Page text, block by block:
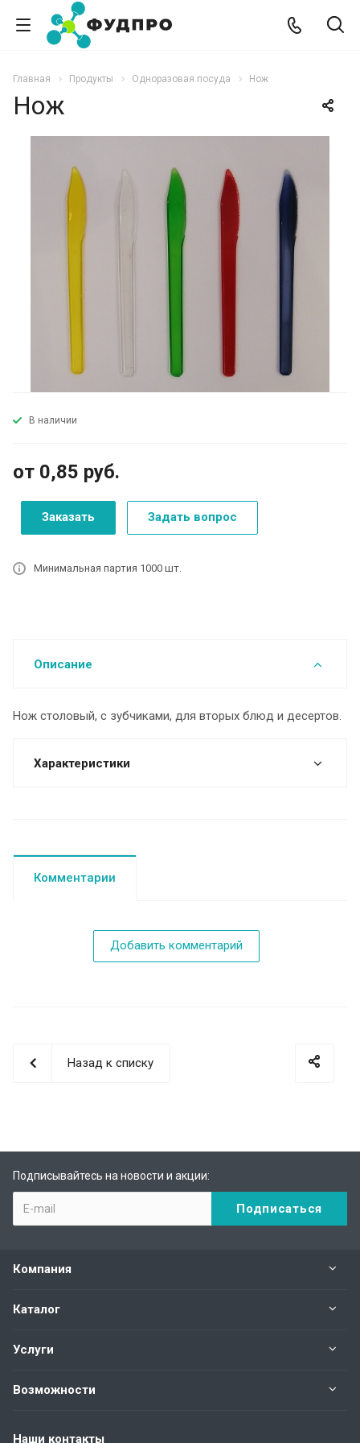
Главная Продукты Одноразовая посуда Нож
Нож
В наличии
от 0,85 руб.
Заказать Задать вопрос
Минимальная партия 1000 шт.
Описание
Нож столовый, с зубчиками, для вторых блюд и десертов.
Характеристики
Комментарии
Добавить комментарий
Назад к списку
Подписывайтесь на новости и акции:
Компания
Каталог
Услуги
Возможности
Наши контакты